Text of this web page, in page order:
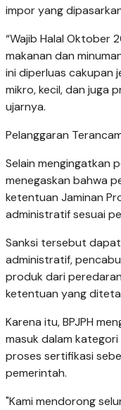
impor yang
“Wajib Halal Oktober
makanan dan
ini diperluas cakupan
mikro, kecil, dan juga
ujarnya.
Pelanggaran
Selain mengingatkan
menegaskan bahwa
ketentuan Jaminan
administratif sesuai
Sanksi tersebut
administratif,
produk dari
ketentuan yang
Karena itu, BPJPH
masuk dalam
proses sertifikasi
pemerintah.
"Kami mendorong